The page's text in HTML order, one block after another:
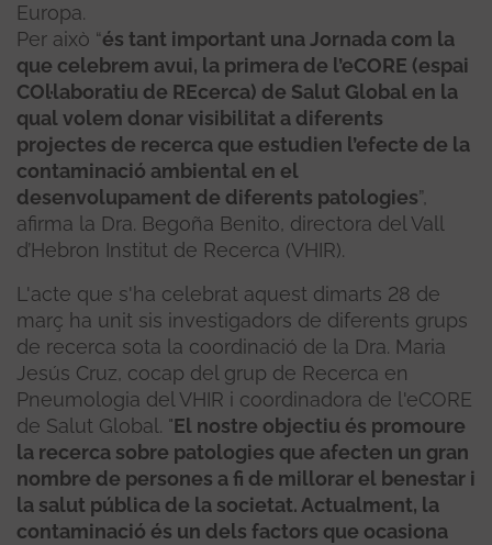
Europa.
Per això “és tant important una Jornada com la
que celebrem avui, la primera de l’eCORE (espai
COl·laboratiu de REcerca) de Salut Global en la
qual volem donar visibilitat a diferents
projectes de recerca que estudien l’efecte de la
contaminació ambiental en el
desenvolupament de diferents patologies”,
afirma la Dra. Begoña Benito, directora del Vall
d’Hebron Institut de Recerca (VHIR).
L'acte que s'ha celebrat aquest dimarts 28 de
març ha unit sis investigadors de diferents grups
de recerca sota la coordinació de la Dra. Maria
Jesús Cruz, cocap del grup de Recerca en
Pneumologia del VHIR i coordinadora de l'eCORE
de Salut Global. "El nostre objectiu és promoure
la recerca sobre patologies que afecten un gran
nombre de persones a fi de millorar el benestar i
la salut pública de la societat. Actualment, la
contaminació és un dels factors que ocasiona